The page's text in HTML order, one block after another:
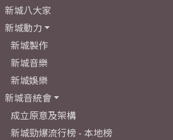
新城八大家
新城動力
新城製作
新城音樂
新城娛樂
新城音統會
成立原意及架構
新城勁爆流行榜 - 本地榜